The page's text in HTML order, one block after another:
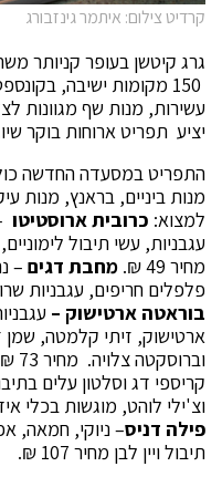
קרדיט צילום: איתמר גינזבורג
150 מקומות ישיבה,
עשירות, מנות שף מגוונות
יציע תפריט ארוחות בוקר
התפריט במסעדה החדשה
מנות ביניים, בראנץ, מנות
למצוא: כרובית ארוסטיטו
עגבניות, עשי תיבול
מחיר 49 ₪.
מחבת דגים –
פלפלים חריפים, עגבניות
בוראטה ארטישוק –
ארטישוק, זיתי קלמטה, שמן
וברוסקטה צלויה. מחיר 73 ₪.
קריספי דג וסלטון עלים
וצ'ילי לוהט, מוגשות בכלי
פילה דניס– ניוקי, חמאה,
תיבול ויין לבן מחיר 107 ₪.